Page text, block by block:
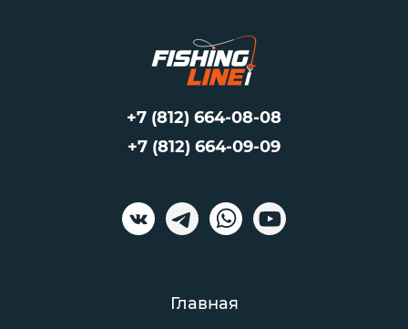
Главная
+7 (812) 664-08-08
+7 (812) 664-09-09